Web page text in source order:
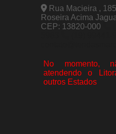
Rua Macieira ,
Roseira Acima
CEP: 13820-000
No momento,
atendendo o
outros Estados